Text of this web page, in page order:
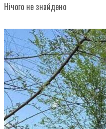
Нічого не знайдено
Переглянути всі результати